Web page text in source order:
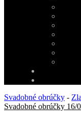
Svadobné obrúčky -
Svadobné obrúčky 16/